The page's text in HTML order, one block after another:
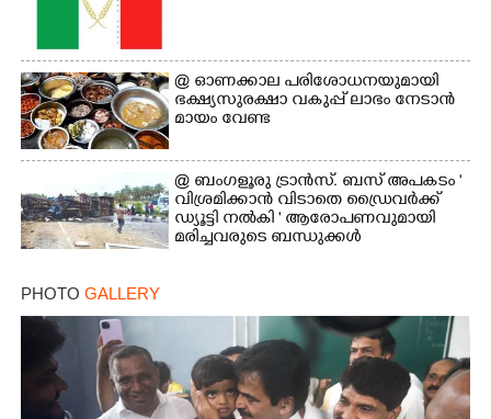
@​​​​​​​ ഓണക്കാല പരിശോധനയുമായി
ഭക്ഷ്യസുരക്ഷാ വകുപ്പ് ലാഭം നേടാൻ
മായം വേണ്ട
@ ബംഗളൂരു ട്രാൻസ്. ബസ് അപകടം '
വി​ശ്ര​മിക്കാൻ വിടാതെ ഡ്രൈ​വ​ർ​ക്ക്
ഡ്യൂട്ടി നൽകി ' ആരോപണവുമായി
മരിച്ചവരുടെ ബന്ധുക്കൾ
PHOTO GALLERY